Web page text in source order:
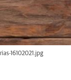
16102021.jpg